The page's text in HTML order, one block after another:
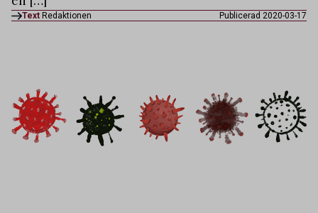
Text Redaktionen Publicerad 2020-03-17